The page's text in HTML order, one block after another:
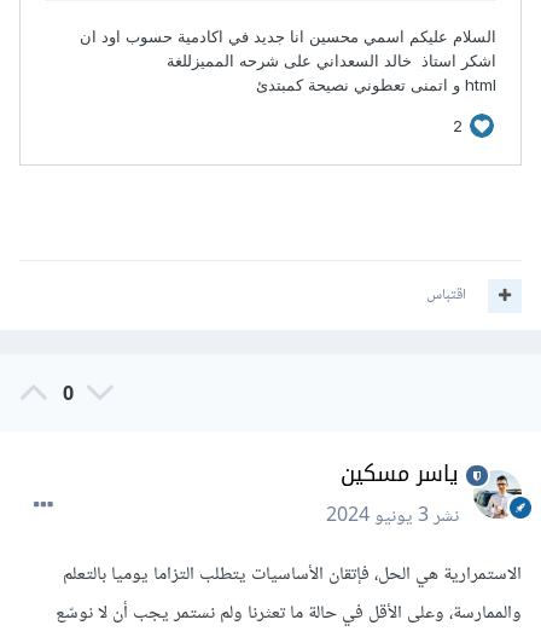
اقتباس
0
ياسر مسكين
نشر3 يونيو 2024
الاستمرارية هي الحل، فإتقان الأساسيات يتطلب التزاما يوميا بالتعلم
والممارسة، وعلى الأقل في حالة ما تعثرنا ولم نستمر يجب أن لا نوسّع